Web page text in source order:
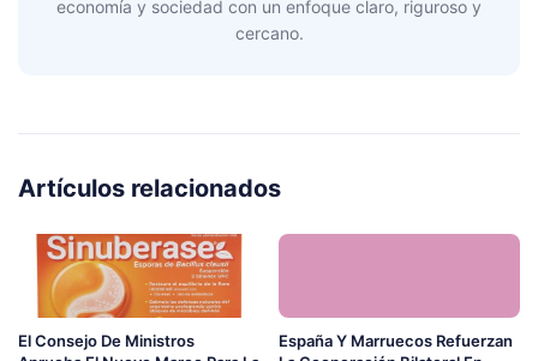
economía y sociedad con un enfoque claro, riguroso y
cercano.
Artículos relacionados
El Consejo De Ministros
España Y Marruecos Refuerzan